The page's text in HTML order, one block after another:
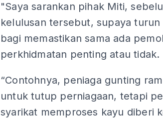
"Saya sarankan pihak Miti,
kelulusan tersebut, supaya
bagi memastikan sama ada
perkhidmatan penting atau tidak.
“Contohnya, peniaga gunting
untuk tutup perniagaan, tetapi
syarikat memproses kayu diberi